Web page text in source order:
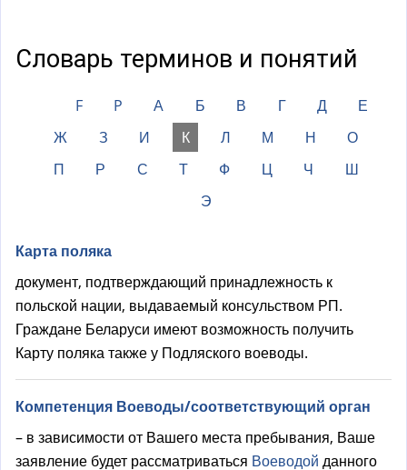
Словарь терминов и понятий
F P А Б В Г Д
Е
Ж
З И К Л М Н
О
П
Р С Т Ф Ц Ч
Ш
Э
Карта поляка
документ, подтверждающий принадлежность к
польской нации, выдаваемый консульством РП.
Граждане Беларуси имеют возможность получить
Карту поляка также у Подляского воеводы.
Компетенция Воеводы/соответствующий орган
– в зависимости от Вашего места пребывания, Ваше
заявление будет рассматриваться Воеводой данного